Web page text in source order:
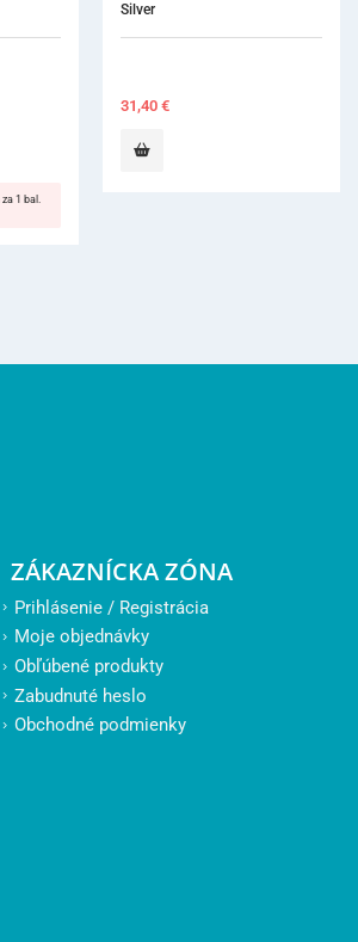
Silver
31,40 €
ZÁKAZNÍCKA ZÓNA
Prihlásenie / Registrácia
Moje objednávky
Obľúbené produkty
Zabudnuté heslo
Obchodné podmienky